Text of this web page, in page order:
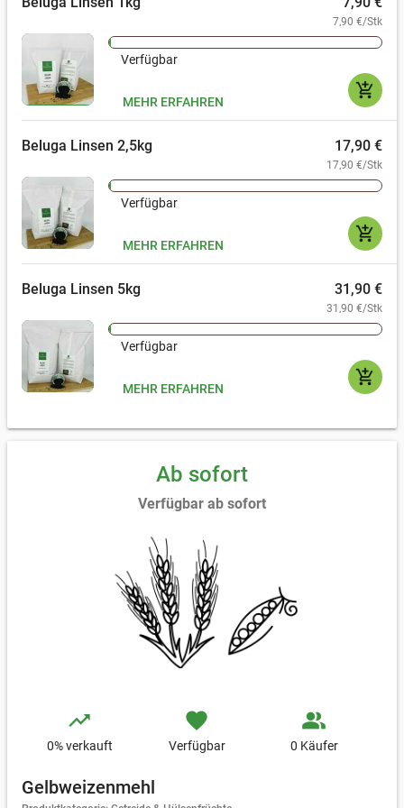
7,90 €/Stk
Verfügbar
add_shopping_cart
MEHR ERFAHREN
Beluga Linsen 2,5kg 17,90 €
17,90 €/Stk
Verfügbar
add_shopping_cart
MEHR ERFAHREN
Beluga Linsen 5kg 31,90 €
31,90 €/Stk
Verfügbar
add_shopping_cart
MEHR ERFAHREN
Ab sofort
Verfügbar ab sofort
trending_up
0% verkauft
favorite
Verfügbar
people_alt
0 Käufer
Gelbweizenmehl